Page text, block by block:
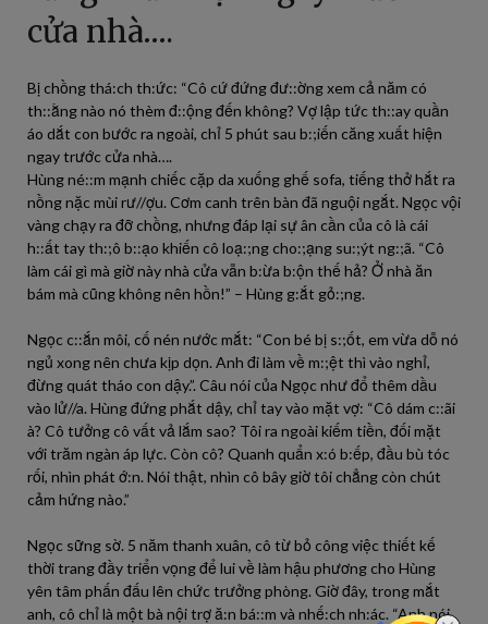
cửa nhà….
Bị chồng thá:ch th:ức: “Cô cứ đứng đư::ờng xem cả năm có
th::ằng nào nó thèm đ::ộng đến không? Vợ lập tức th::ay quần
áo dắt con bước ra ngoài, chỉ 5 phút sau b:;iến căng xuất hiện
ngay trước cửa nhà….
Hùng né::m mạnh chiếc cặp da xuống ghế sofa, tiếng thở hắt ra
nồng nặc mùi rư//ợu. Cơm canh trên bàn đã nguội ngắt. Ngọc vội
vàng chạy ra đỡ chồng, nhưng đáp lại sự ân cần của cô là cái
h::ất tay th:;ô b::ạo khiến cô loạ:;ng cho:;ạng su:;ýt ng:;ã. “Cô
làm cái gì mà giờ này nhà cửa vẫn b:ừa b:ộn thế hả? Ở nhà ăn
bám mà cũng không nên hồn!” – Hùng g:ắt gỏ:;ng.
Ngọc c::ắn môi, cố nén nước mắt: “Con bé bị s:;ốt, em vừa dỗ nó
ngủ xong nên chưa kịp dọn. Anh đi làm về m:;ệt thì vào nghỉ,
đừng quát tháo con dậy.”. Câu nói của Ngọc như đổ thêm dầu
vào lử//a. Hùng đứng phắt dậy, chỉ tay vào mặt vợ: “Cô dám c::ãi
à? Cô tưởng cô vất vả lắm sao? Tôi ra ngoài kiếm tiền, đối mặt
với trăm ngàn áp lực. Còn cô? Quanh quẩn x:ó b:ếp, đầu bù tóc
rối, nhìn phát ớ:n. Nói thật, nhìn cô bây giờ tôi chẳng còn chút
cảm hứng nào.”
Ngọc sững sờ. 5 năm thanh xuân, cô từ bỏ công việc thiết kế
thời trang đầy triển vọng để lui về làm hậu phương cho Hùng
yên tâm phấn đấu lên chức trưởng phòng. Giờ đây, trong mắt
anh, cô chỉ là một bà nội trợ ă:n bá::m và nhế:ch nh:ác. “Anh nói